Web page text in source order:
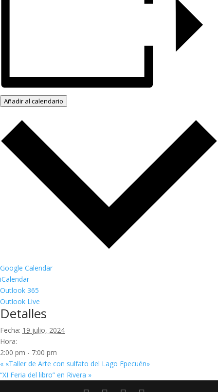
Añadir al calendario
Google Calendar
iCalendar
Outlook 365
Outlook Live
Detalles
Fecha: 19 julio, 2024
Hora:
2:00 pm - 7:00 pm
« «Taller de Arte con sulfato del Lago Epecuén»
“XI Feria del libro” en Rivera »